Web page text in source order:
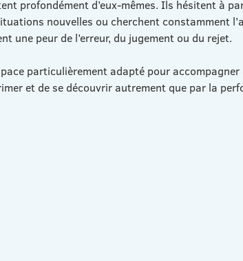
profondément d’eux-mêmes. Ils hésitent à
nouvelles ou cherchent constamment
une peur de l’erreur, du jugement ou du rejet.
particulièrement adapté pour
et de se découvrir autrement que par la